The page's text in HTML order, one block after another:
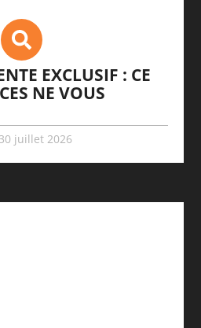
EXCLUSIF : CE
NE VOUS
juillet 2026